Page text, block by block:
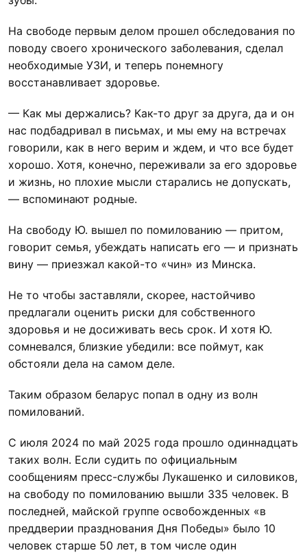
На свободе первым делом прошел обследования по
поводу своего хронического заболевания, сделал
необходимые УЗИ, и теперь понемногу
восстанавливает здоровье.
— Как мы держались? Как-то друг за друга, да и он
нас подбадривал в письмах, и мы ему на встречах
говорили, как в него верим и ждем, и что все будет
хорошо. Хотя, конечно, переживали за его здоровье
и жизнь, но плохие мысли старались не допускать,
— вспоминают родные.
На свободу Ю. вышел по помилованию — притом,
говорит семья, убеждать написать его — и признать
вину — приезжал какой-то «чин» из Минска.
Не то чтобы заставляли, скорее, настойчиво
предлагали оценить риски для собственного
здоровья и не досиживать весь срок. И хотя Ю.
сомневался, близкие убедили: все поймут, как
обстояли дела на самом деле.
Таким образом беларус попал в одну из волн
помилований.
С июля 2024 по май 2025 года прошло одиннадцать
таких волн. Если судить по официальным
сообщениям пресс-службы Лукашенко и силовиков,
на свободу по помилованию вышли 335 человек. В
последней, майской группе освобожденных «в
преддверии празднования Дня Победы» было 10
человек старше 50 лет, в том числе один